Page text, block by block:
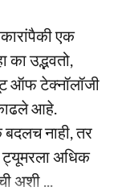
एक
उद्भवतो,
ऑफ टेक्नॉलॉजी
आहे.
नाही, तर
ट्यूमरला अधिक
...